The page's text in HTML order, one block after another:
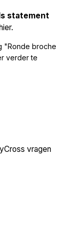
statement
"Ronde broche
verder te
vragen